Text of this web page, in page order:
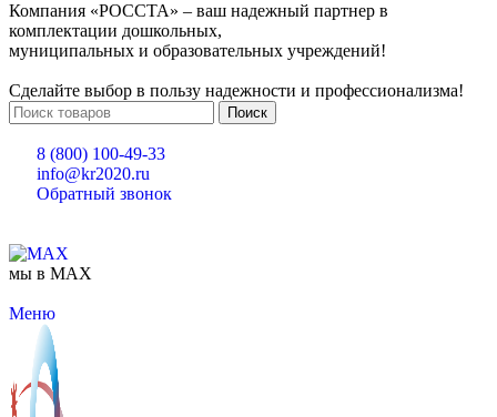
Компания «РОССТА» – ваш надежный партнер в
комплектации дошкольных,
муниципальных и образовательных учреждений!
Сделайте выбор в пользу надежности и профессионализма!
Поиск
8 (800) 100-49-33
info@kr2020.ru
Обратный звонок
мы в MAX
Меню